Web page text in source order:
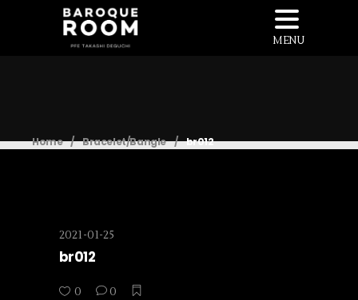
MENU
Home / Bracelet/Bangle / br012
2021-01-25
br012
0 0